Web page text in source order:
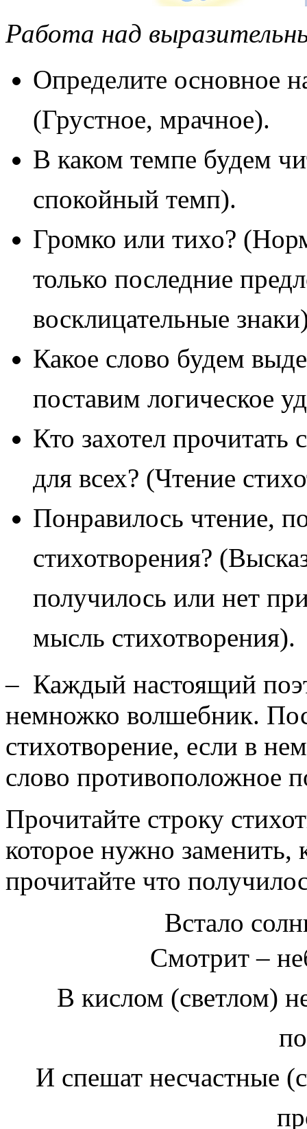
Работа над
Определите основное
(Грустное, мрачное).
В каком темпе будем
спокойный темп).
Громко или тихо?
только последние
восклицательные
Какое слово будем
поставим логическое
Кто захотел прочитать
для всех? (Чтение
Понравилось чтение,
стихотворения?
получилось или нет
мысль стихотворения).
– Каждый настоящий
немножко волшебник.
стихотворение, если в
слово противоположное
Прочитайте строку
которое нужно заменить,
прочитайте что
Встало
Смотрит –
В кислом (светлом)
И спешат несчастные